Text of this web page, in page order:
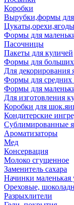
Коробки
Вырубки,формы для
Цукаты,орехи,ягоды
Формы для
Пасочницы
Пакеты для куличей
Формы для больших
Для декорирования
Формы для средних
Формы для
Для изготовления
Коробки для
Кондитерские
Сублимированные
Ароматизаторы
Мед
Консервация
Молоко сгущенное
Заменитель сахара
Начинки маленькая
Ореховые,
Разрыхлители